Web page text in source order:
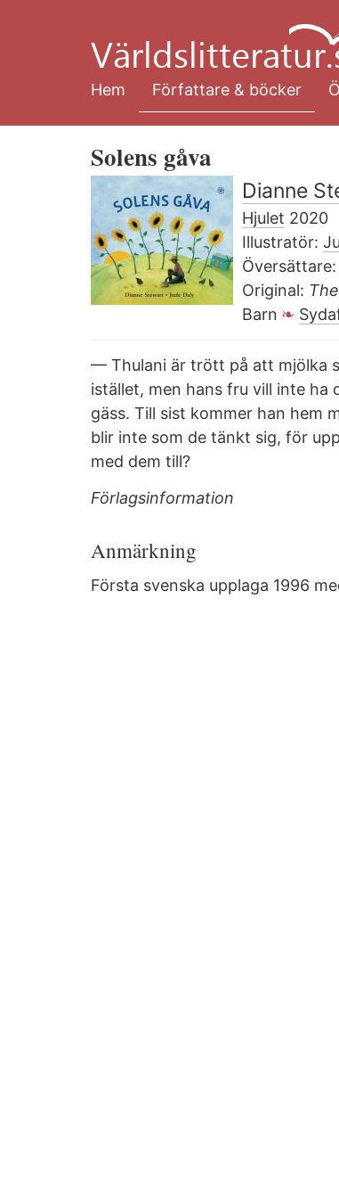
huvudinnehåll
Hem
Författare & böcker
Solens gåva
Dianne
Hjulet 2020
Illustratör:
Översättare:
Original:
Barn
— Thulani är trött på att mjölka
istället, men hans fru vill inte
gäss. Till sist kommer han hem
blir inte som de tänkt sig, för
med dem till?
Förlagsinformation
Anmärkning
Första svenska upplaga 1996